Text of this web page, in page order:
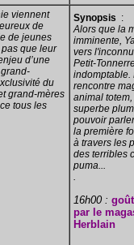
viennent
de
de jeunes
que leur
d’une
du
grand-mères
tous les
Synopsis :
Alors que la
imminente,
vers
Petit-
indomptable.
rencontre
animal
superbe
pouvoir
la première
à travers les
des terribles
puma...
.
16h00 :
par le
Herblain